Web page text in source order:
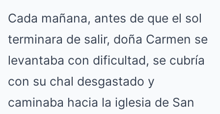
Cada mañana, antes de que el sol
terminara de salir, doña Carmen se
levantaba con dificultad, se cubría
con su chal desgastado y
caminaba hacia la iglesia de San